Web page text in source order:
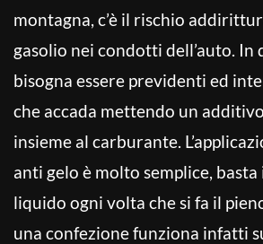
montagna, c’è il rischio
gasolio nei condotti dell’auto. In
bisogna essere previdenti ed
che accada mettendo un
insieme al carburante.
anti gelo è molto semplice,
liquido ogni volta che si fa il
una confezione funziona infatti